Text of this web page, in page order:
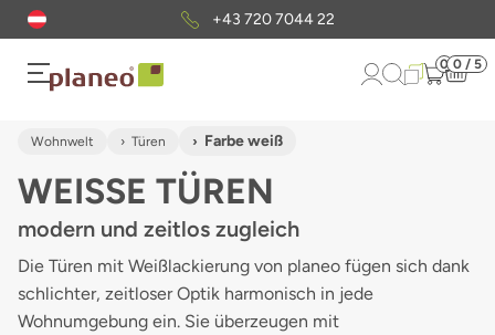
Kostenloser
0 0 / 5
Wohnwelt Türen Farbe weiß
WEISSE TÜREN
modern und zeitlos zugleich
Die Türen mit Weißlackierung von planeo fügen sich dank
schlichter, zeitloser Optik harmonisch in jede
Wohnumgebung ein. Sie überzeugen mit